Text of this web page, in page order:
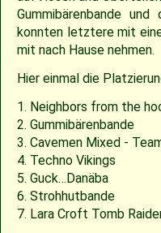
Gummibärenbande
konnten letztere mit
mit nach Hause nehmen.
Hier einmal die
1. Neighbors from the
2. Gummibärenbande
3. Cavemen Mixed -
4. Techno Vikings
5. Guck…Danäba
6. Strohhutbande
7. Lara Croft Tomb
2010
2009
Saison 2011
Saison 2010